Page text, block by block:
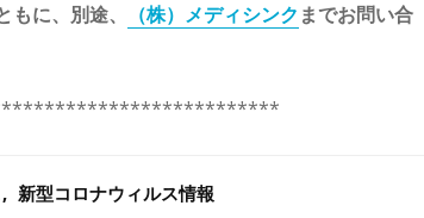
に、別途、
（株）メディシンク までお問い合
新型コロナウィルス情報